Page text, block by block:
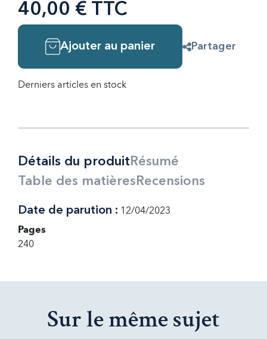
40,00 € TTC
Ajouter au panier Partager
Derniers articles en stock
Détails du produit Résumé
Table des matières Recensions
Date de parution : 12/04/2023
Pages
240
Sur le même sujet